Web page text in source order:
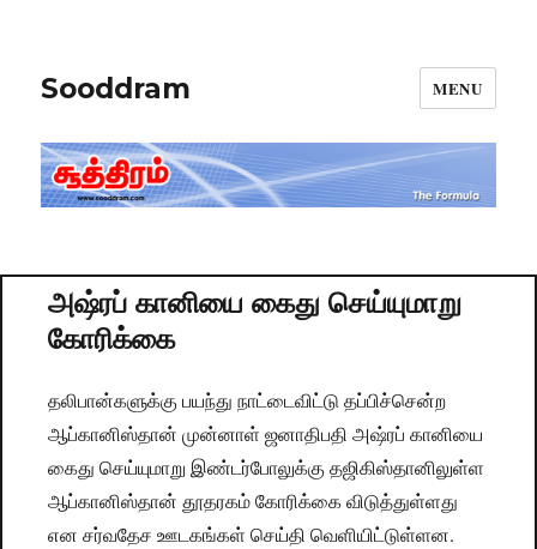
Sooddram MENU
அஷ்ரப் கானியை கைது செய்யுமாறு
கோரிக்கை
தலிபான்களுக்கு பயந்து நாட்டைவிட்டு தப்பிச்சென்ற
ஆப்கானிஸ்தான் முன்னாள் ஜனாதிபதி அஷ்ரப் கானியை
கைது செய்யுமாறு இண்டர்போலுக்கு தஜிகிஸ்தானிலுள்ள
ஆப்கானிஸ்தான் தூதரகம் கோரிக்கை விடுத்துள்ளது
என சர்வதேச ஊடகங்கள் செய்தி வெளியிட்டுள்ளன.